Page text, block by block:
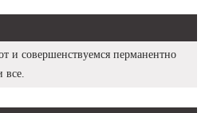
и совершенствуемся перманентно